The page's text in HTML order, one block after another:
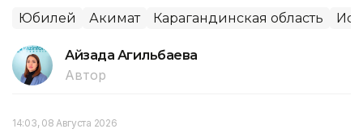
Юбилей Акимат Карагандинская область
Айзада Агильбаева
Автор
14:03, 08 Августа 2026